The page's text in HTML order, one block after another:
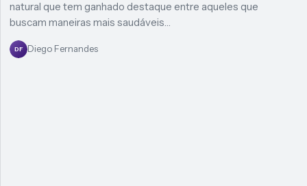
natural que tem ganhado destaque entre aqueles que
buscam maneiras mais saudáveis…
DF Diego Fernandes